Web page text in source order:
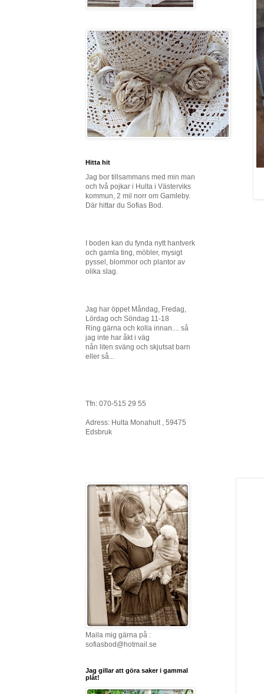
Hitta hit
Jag bor tillsammans med min man
och två pojkar i Hulta i Västerviks
kommun, 2 mil norr om Gamleby.
Där hittar du Sofias Bod.
I boden kan du fynda nytt hantverk
och gamla ting, möbler, mysigt
pyssel, blommor och plantor av
olika slag.
Jag har öppet Måndag, Fredag,
Lördag och Söndag 11-18
Ring gärna och kolla innan.... så
jag inte har åkt i väg
nån liten sväng och skjutsat barn
eller så...
Tfn: 070-515 29 55
Adress: Hulta Monahult , 59475
Edsbruk
Maila mig gärna på :
sofiasbod@hotmail.se
Jag gillar att göra saker i gammal
plåt!